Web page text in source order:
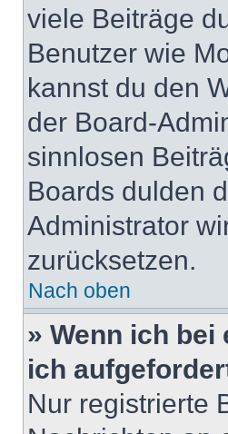
viele Beiträge
Benutzer wie
kannst du den
der Board-
sinnlosen
Boards dulden
Administrator
zurücksetzen.
Nach oben
» Wenn ich
ich
Nur registrierte